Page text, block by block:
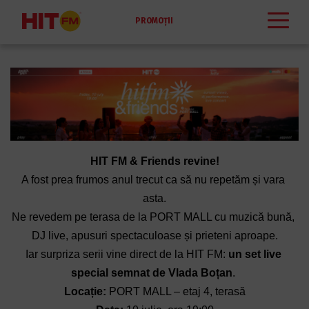
PROMOȚII
HIT FM & Friends revine!
A fost prea frumos anul trecut ca să nu repetăm și vara
asta.
Ne revedem pe terasa de la PORT MALL cu muzică bună,
DJ live, apusuri spectaculoase și prieteni aproape.
Iar surpriza serii vine direct de la HIT FM: un set live
special semnat de Vlada Boțan.
Locație: PORT MALL – etaj 4, terasă